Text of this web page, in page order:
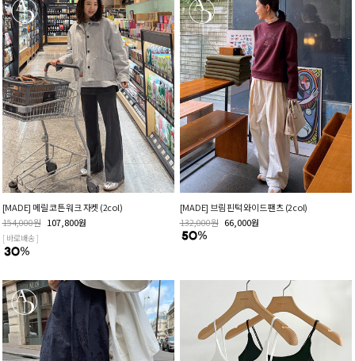
[MADE] 메릴 코튼 워크 자켓 (2col)
154,000원 107,800원
[ 바로배송 ]
[MADE] 브림 핀턱 와이드 팬츠 (2col)
132,000원 66,000원